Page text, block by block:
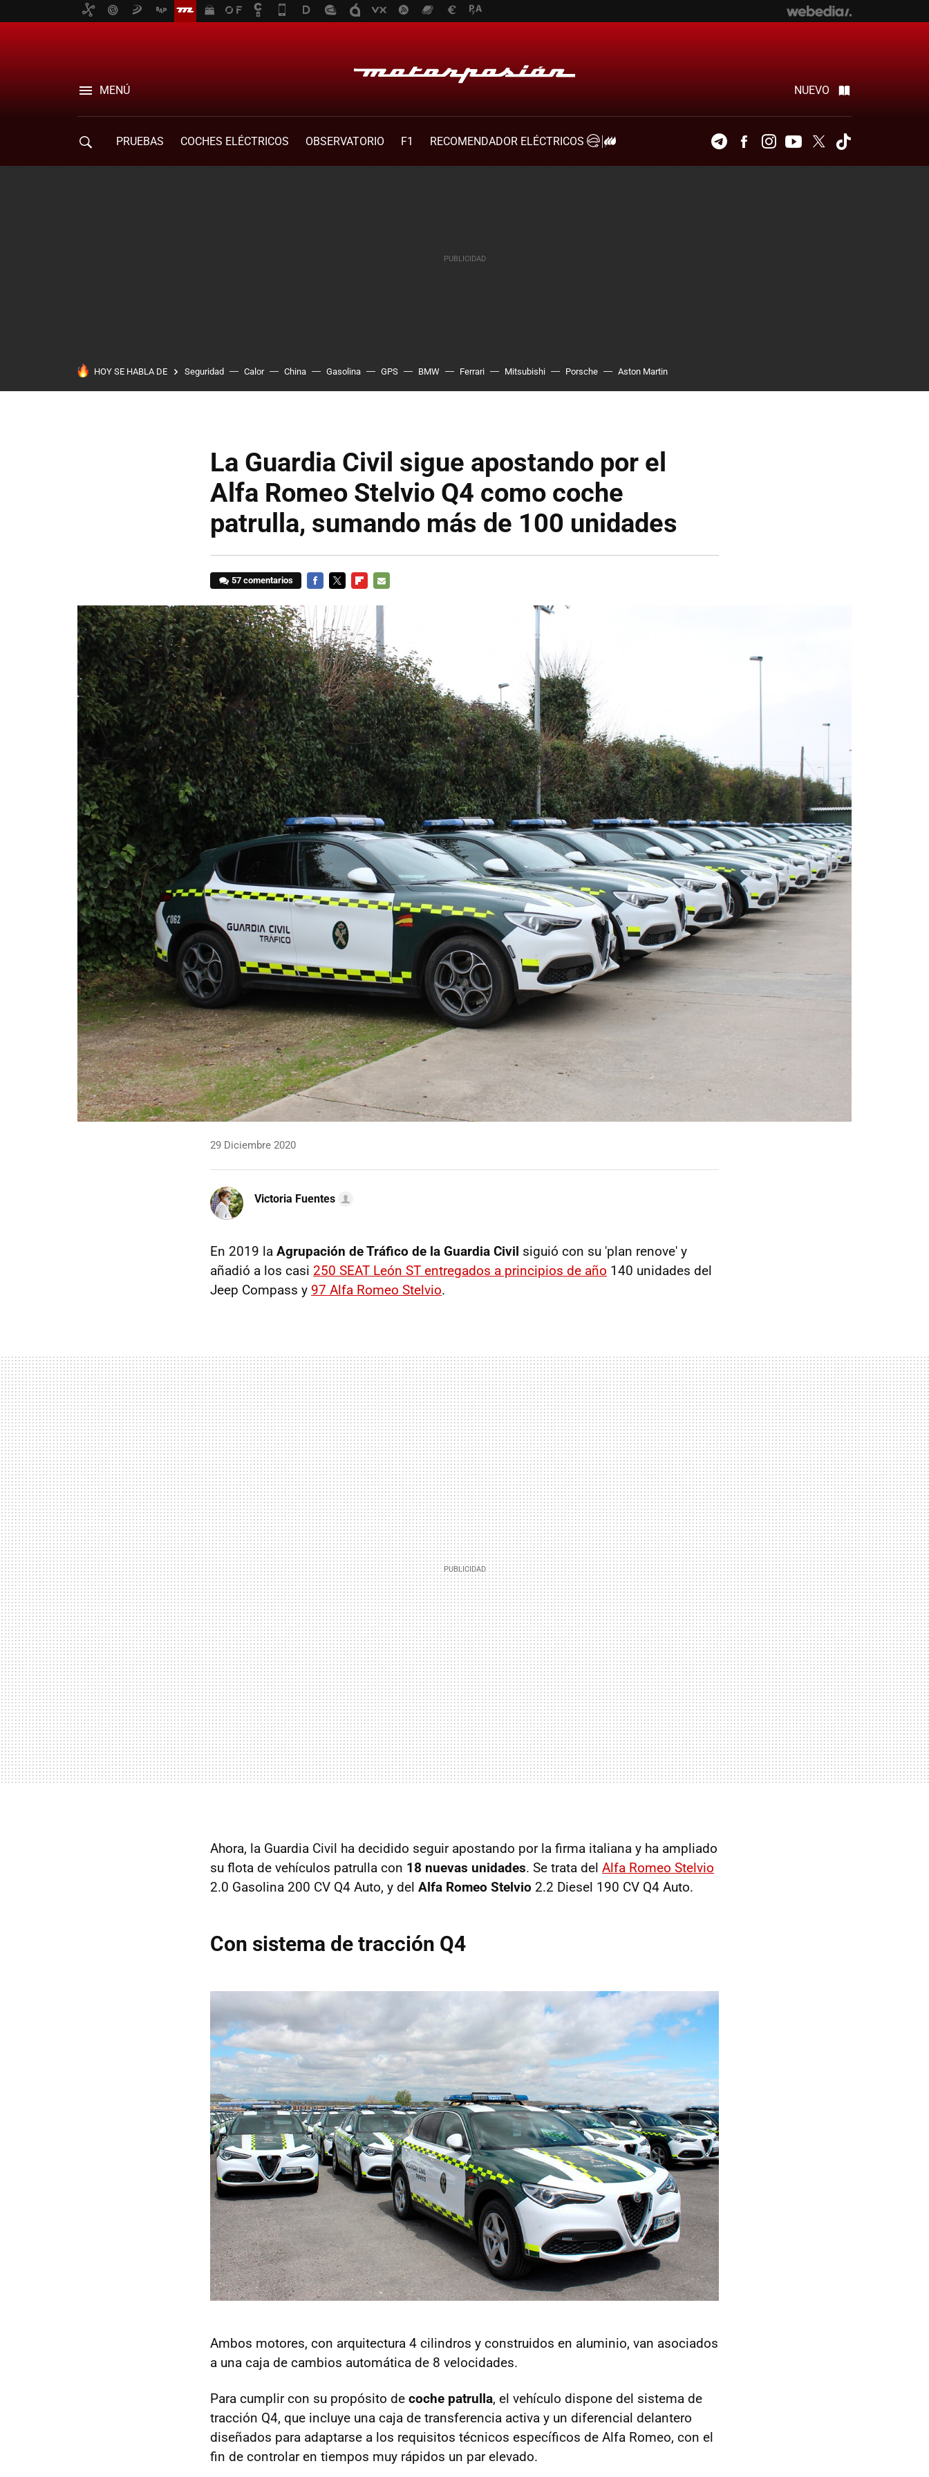
MENÚ NUEVO
PRUEBAS COCHES ELÉCTRICOS OBSERVATORIO F1
RECOMENDADOR ELÉCTRICOS
TelegramFacebookInstagramYoutubeTwitter
HOY SE HABLA DE Seguridad Calor China Gasolina GPS BMW Ferrari Mitsubishi Porsche Aston Martin
La Guardia Civil sigue apostando por el
Alfa Romeo Stelvio Q4 como coche
patrulla, sumando más de 100 unidades
57 comentarios
MAIL
29 Diciembre 2020
Victoria Fuentes
En 2019 la Agrupación de Tráfico de la Guardia Civil siguió con su 'plan renove' y
añadió a los casi 250 SEAT León ST entregados a principios de año 140 unidades del
Jeep Compass y 97 Alfa Romeo Stelvio.
Ahora, la Guardia Civil ha decidido seguir apostando por la firma italiana y ha ampliado
su flota de vehículos patrulla con 18 nuevas unidades. Se trata del Alfa Romeo Stelvio
2.0 Gasolina 200 CV Q4 Auto, y del Alfa Romeo Stelvio 2.2 Diesel 190 CV Q4 Auto.
Con sistema de tracción Q4
Ambos motores, con arquitectura 4 cilindros y construidos en aluminio, van asociados
a una caja de cambios automática de 8 velocidades.
Para cumplir con su propósito de coche patrulla, el vehículo dispone del sistema de
tracción Q4, que incluye una caja de transferencia activa y un diferencial delantero
diseñados para adaptarse a los requisitos técnicos específicos de Alfa Romeo, con el
fin de controlar en tiempos muy rápidos un par elevado.